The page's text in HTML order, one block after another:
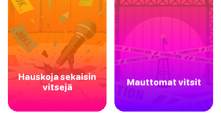
Hauskoja sekaisin
vitsejä
Mauttomat vitsit